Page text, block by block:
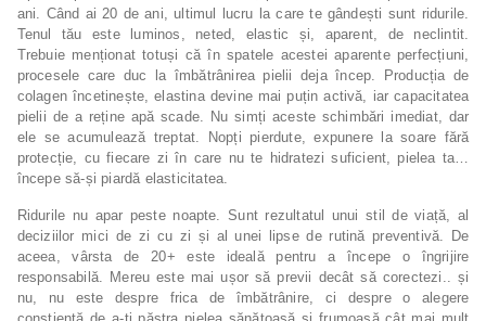
ani. Când ai 20 de ani, ultimul lucru la care te gândești sunt ridurile.
Tenul tău este luminos, neted, elastic și, aparent, de neclintit.
Trebuie menționat totuși că în spatele acestei aparente perfecțiuni,
procesele care duc la îmbătrânirea pielii deja încep. Producția de
colagen încetinește, elastina devine mai puțin activă, iar capacitatea
pielii de a reține apă scade. Nu simți aceste schimbări imediat, dar
ele se acumulează treptat. Nopți pierdute, expunere la soare fără
protecție, cu fiecare zi în care nu te hidratezi suficient, pielea ta…
începe să-și piardă elasticitatea.
Ridurile nu apar peste noapte. Sunt rezultatul unui stil de viață, al
deciziilor mici de zi cu zi și al unei lipse de rutină preventivă. De
aceea, vârsta de 20+ este ideală pentru a începe o îngrijire
responsabilă. Mereu este mai ușor să previi decât să corectezi.. și
nu, nu este despre frica de îmbătrânire, ci despre o alegere